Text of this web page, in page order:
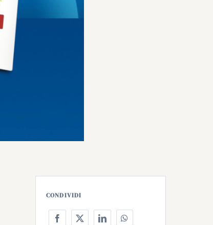
CONDIVIDI